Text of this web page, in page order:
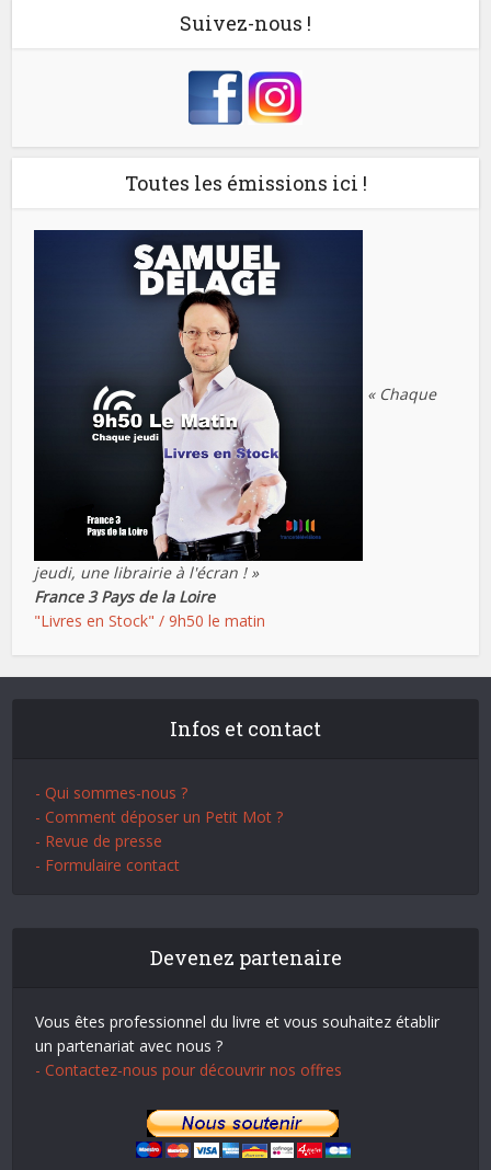
Suivez-nous !
Toutes les émissions ici !
« Chaque
jeudi, une librairie à l'écran ! »
France 3 Pays de la Loire
"Livres en Stock" / 9h50 le matin
Infos et contact
- Qui sommes-nous ?
- Comment déposer un Petit Mot ?
- Revue de presse
- Formulaire contact
Devenez partenaire
Vous êtes professionnel du livre et vous souhaitez établir
un partenariat avec nous ?
- Contactez-nous pour découvrir nos offres